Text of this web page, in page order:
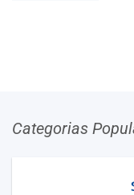
Categorias